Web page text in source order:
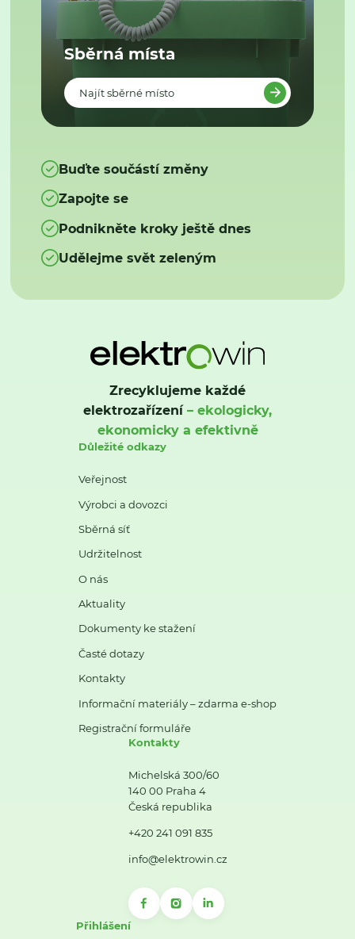
Sběrná místa
Najít sběrné místo
Buďte součástí změny
Zapojte se
Podnikněte kroky ještě dnes
Udělejme svět zeleným
Zrecyklujeme každé
elektrozařízení– ekologicky,
ekonomicky a efektivně
Důležité odkazy
Veřejnost
Výrobci a dovozci
Sběrná síť
Udržitelnost
O nás
Aktuality
Dokumenty ke stažení
Časté dotazy
Kontakty
Informační materiály – zdarma e-shop
Registrační formuláře
Kontakty
Michelská 300/60
140 00 Praha 4
Česká republika
+420 241 091 835
info@elektrowin.cz
Přihlášení